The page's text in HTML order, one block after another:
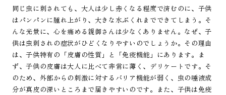
同じ虫に刺されても、大人は少し赤くなる程度で済むのに、子供
はパンパンに腫れ上がり、大きな水ぶくれまでできてしまう。そ
んな光景に、心を痛める親御さんは少なくありません。なぜ、子
供は虫刺されの症状がひどくなりやすいのでしょうか。その理由
は、子供特有の「皮膚の性質」と「免疫機能」にあります。ま
ず、子供の皮膚は大人に比べて非常に薄く、デリケートです。そ
のため、外部からの刺激に対するバリア機能が弱く、虫の唾液成
分が真皮の深いところまで届きやすいのです。また、子供は免疫